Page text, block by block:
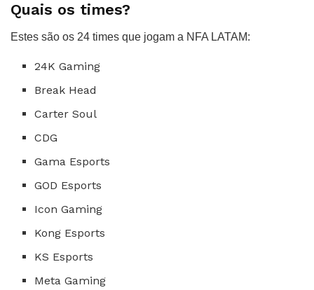
Quais os times?
Estes são os 24 times que jogam a NFA LATAM:
24K Gaming
Break Head
Carter Soul
CDG
Gama Esports
GOD Esports
Icon Gaming
Kong Esports
KS Esports
Meta Gaming